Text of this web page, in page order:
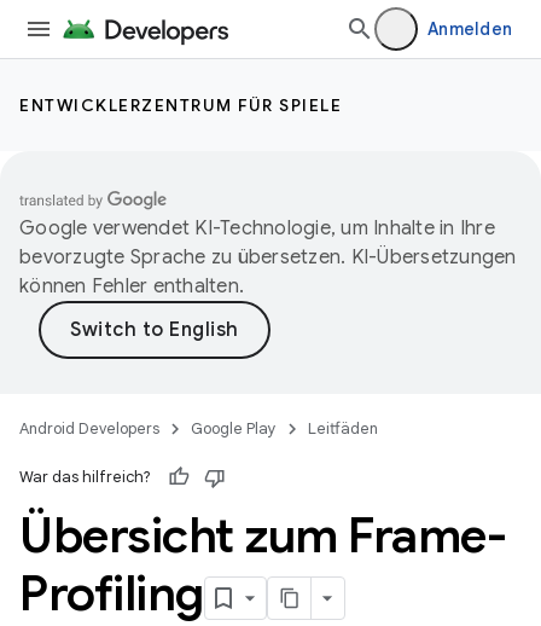
Anmelden
ENTWICKLERZENTRUM FÜR SPIELE
Google verwendet KI-Technologie, um Inhalte in Ihre
bevorzugte Sprache zu übersetzen. KI-Übersetzungen
können Fehler enthalten.
Android Developers Google Play Leitfäden
War das hilfreich?
Übersicht zum Frame-
Profiling